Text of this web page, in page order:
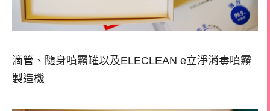
滴管、隨身噴霧罐以及ELECLEAN e立淨消毒噴霧
製造機